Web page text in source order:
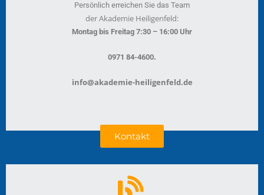
Persönlich erreichen Sie das Team
der Akademie Heiligenfeld:
Montag bis Freitag 7:30 – 16:00 Uhr
0971 84-4600.
info@akademie-heiligenfeld.de
Kontakt